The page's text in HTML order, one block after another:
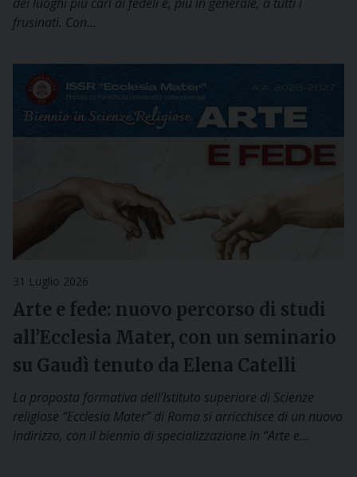
frusinati. Con…
31 Luglio 2026
Arte e fede: nuovo percorso di studi
all’Ecclesia Mater, con un seminario
su Gaudì tenuto da Elena Catelli
La proposta formativa dell’Istituto superiore di Scienze
religiose “Ecclesia Mater” di Roma si arricchisce di un nuovo
indirizzo, con il biennio di specializzazione in “Arte e…